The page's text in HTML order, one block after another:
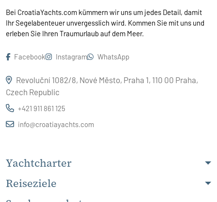
Bei CroatiaYachts.com kümmern wir uns um jedes Detail, damit
Ihr Segelabenteuer unvergesslich wird. Kommen Sie mit uns und
erleben Sie Ihren Traumurlaub auf dem Meer.
Facebook Instagram WhatsApp
Revoluční 1082/8, Nové Město, Praha 1, 110 00 Praha,
Czech Republic
+421 911 861 125
info@croatiayachts.com
Yachtcharter
Reiseziele